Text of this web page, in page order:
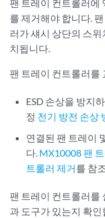
팬 트레이 컨트롤러에
를 제거해야 합니다.
러가 섀시 상단의 스위
치됩니다.
팬 트레이 컨트롤러를
ESD 손상을 방지
정 전기 방전 손상
연결된 팬 트레이
다. MX10008 팬
트롤러 제거를 참
팬 트레이 컨트롤러를
과 도구가 있는지 확인